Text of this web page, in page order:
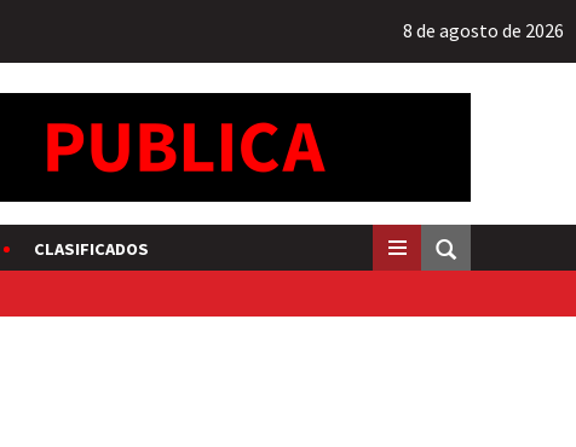
8 de agosto de 2026
CLASIFICADOS